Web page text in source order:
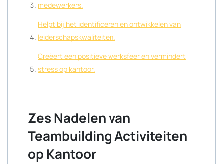
medewerkers.
Helpt bij het identificeren en ontwikkelen van
leiderschapskwaliteiten.
Creëert een positieve werksfeer en vermindert
stress op kantoor.
Zes Nadelen van
Teambuilding Activiteiten
op Kantoor